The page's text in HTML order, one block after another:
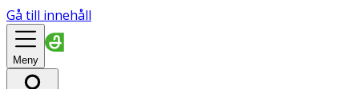
Gå till innehåll
Meny